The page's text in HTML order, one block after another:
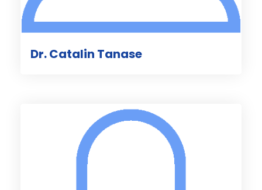
Dr. Catalin Tanase